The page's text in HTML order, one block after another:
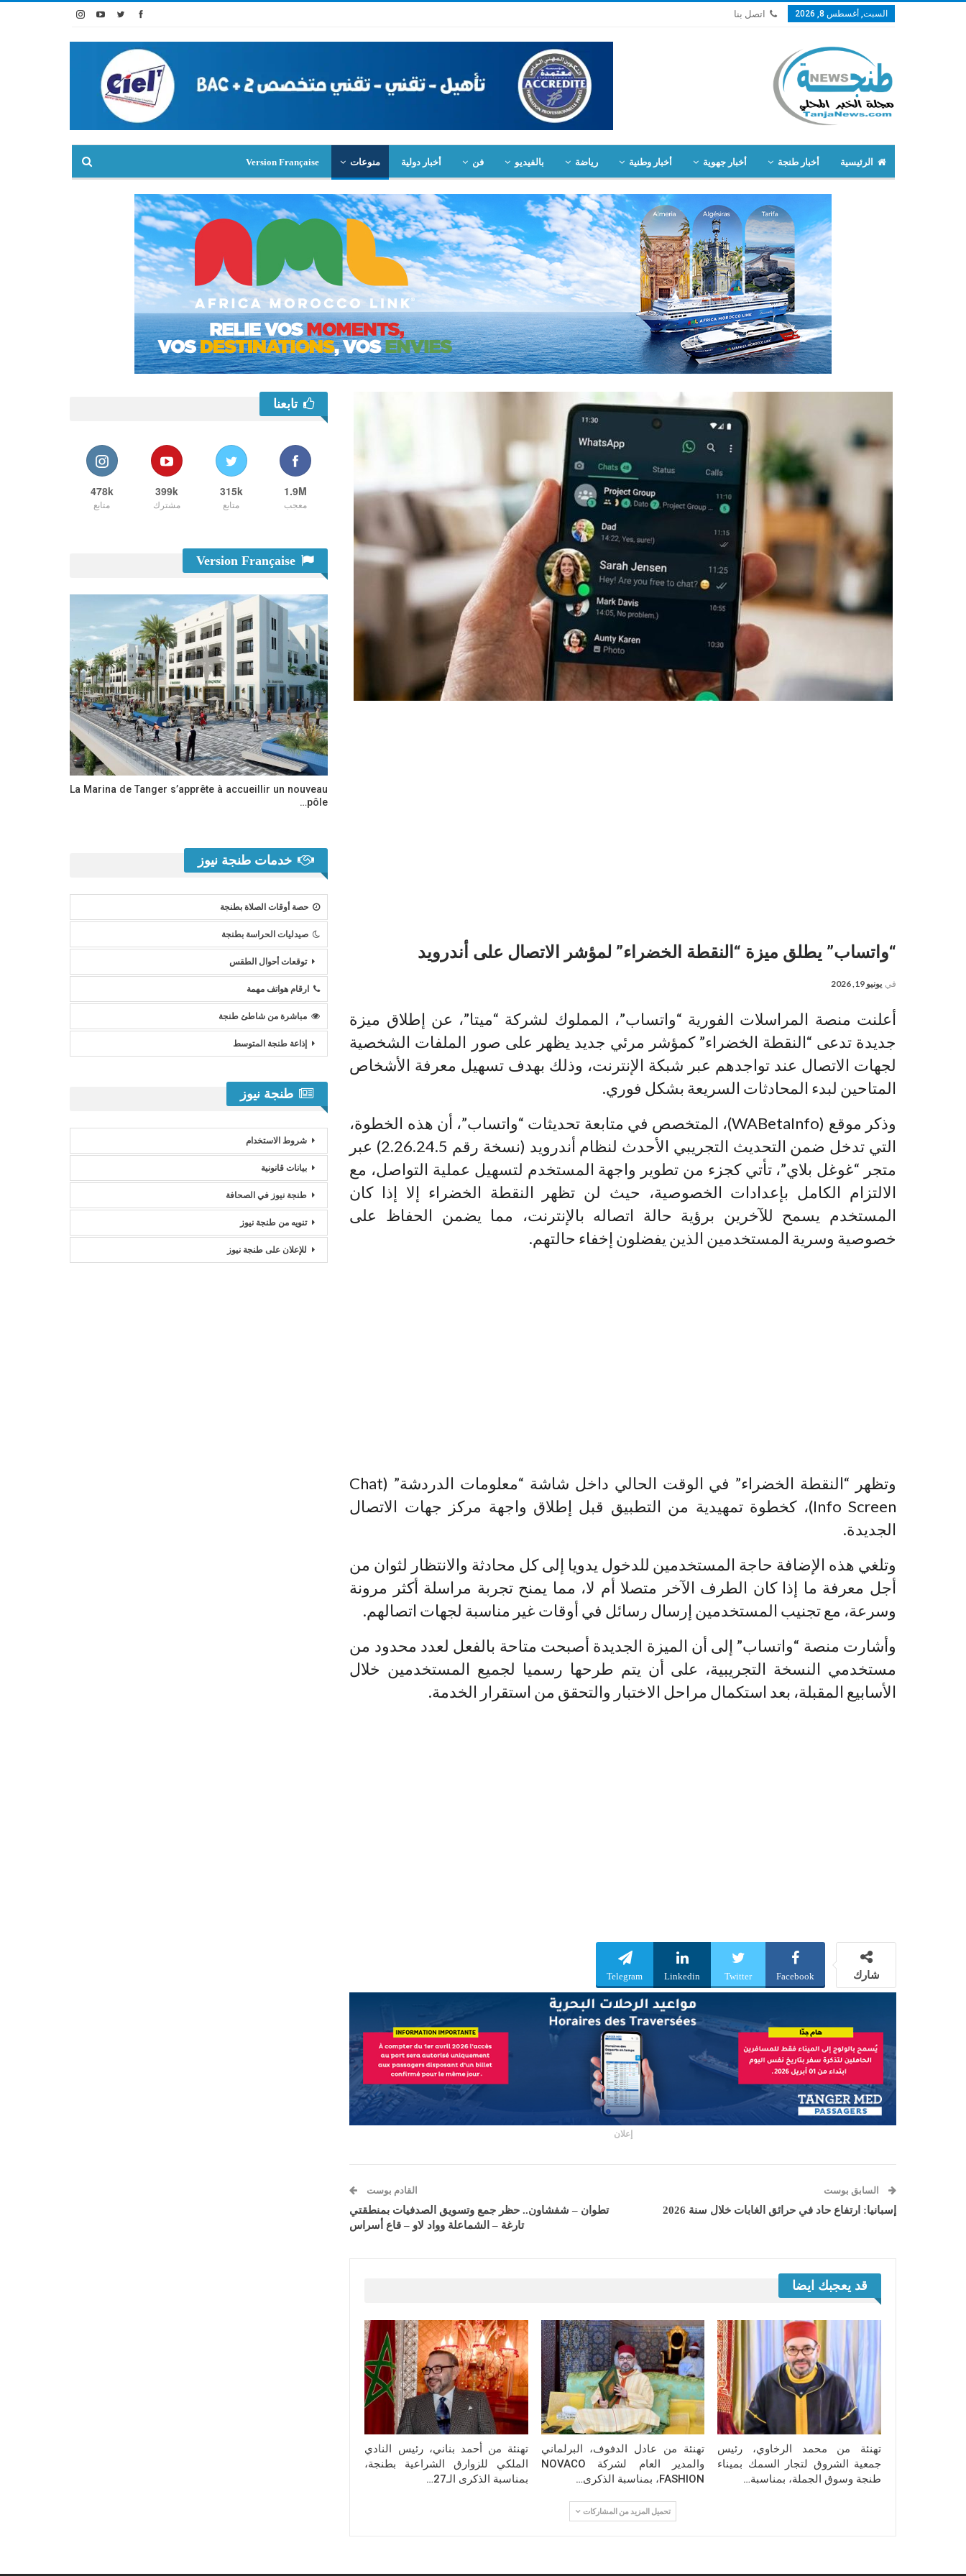
السبت, أغسطس 8, 2026 اتصل بنا
الرئيسية أخبار طنجة أخبار جهوية أخبار وطنية رياضة بالفيديو فن أخبار دولية منوعات Version Française
“واتساب” يطلق ميزة “النقطة الخضراء” لمؤشر الاتصال على أندرويد
في يونيو 19, 2026
أعلنت منصة المراسلات الفورية “واتساب”، المملوك لشركة “ميتا”، عن إطلاق ميزة
جديدة تدعى “النقطة الخضراء” كمؤشر مرئي جديد يظهر على صور الملفات الشخصية
لجهات الاتصال عند تواجدهم عبر شبكة الإنترنت، وذلك بهدف تسهيل معرفة الأشخاص
المتاحين لبدء المحادثات السريعة بشكل فوري.
وذكر موقع (WABetaInfo)، المتخصص في متابعة تحديثات “واتساب”، أن هذه الخطوة،
التي تدخل ضمن التحديث التجريبي الأحدث لنظام أندرويد (نسخة رقم 2.26.24.5) عبر
متجر “غوغل بلاي”، تأتي كجزء من تطوير واجهة المستخدم لتسهيل عملية التواصل، مع
الالتزام الكامل بإعدادات الخصوصية، حيث لن تظهر النقطة الخضراء إلا إذا كان
المستخدم يسمح للآخرين برؤية حالة اتصاله بالإنترنت، مما يضمن الحفاظ على
خصوصية وسرية المستخدمين الذين يفضلون إخفاء حالتهم.
وتظهر “النقطة الخضراء” في الوقت الحالي داخل شاشة “معلومات الدردشة” (Chat
Info Screen)، كخطوة تمهيدية من التطبيق قبل إطلاق واجهة مركز جهات الاتصال
الجديدة.
وتلغي هذه الإضافة حاجة المستخدمين للدخول يدويا إلى كل محادثة والانتظار لثوان من
أجل معرفة ما إذا كان الطرف الآخر متصلا أم لا، مما يمنح تجربة مراسلة أكثر مرونة
وسرعة، مع تجنيب المستخدمين إرسال رسائل في أوقات غير مناسبة لجهات اتصالهم.
وأشارت منصة “واتساب” إلى أن الميزة الجديدة أصبحت متاحة بالفعل لعدد محدود من
مستخدمي النسخة التجريبية، على أن يتم طرحها رسميا لجميع المستخدمين خلال
الأسابيع المقبلة، بعد استكمال مراحل الاختبار والتحقق من استقرار الخدمة.
شارك Facebook
Twitter
Linkedin
Telegram
إعلان
السابق بوست
إسبانيا: ارتفاع حاد في حرائق الغابات خلال سنة 2026
القادم بوست
تطوان – شفشاون.. حظر جمع وتسويق الصدفيات بمنطقتي
تارغة – الشماعلة وواد لاو – قاع أسراس
قد يعجبك ايضا
تهنئة من محمد الرخاوي، رئيس
جمعية الشروق لتجار السمك بميناء
طنجة وسوق الجملة، بمناسبة…
تهنئة من عادل الدفوف، البرلماني
والمدير العام لشركة NOVACO
FASHION، بمناسبة الذكرى…
تهنئة من أحمد بناني، رئيس النادي
الملكي للزوارق الشراعية بطنجة،
بمناسبة الذكرى الـ27…
تحميل المزيد من المشاركات
تابعنا
1.9M
معجب
315k
متابع
399k
مشترك
478k
متابع
La Marina de Tanger s’apprête à accueillir un nouveau
pôle…
خدمات طنجة نيوز
حصة أوقات الصلاة بطنجة
صيدليات الحراسة بطنجة
توقعات أحوال الطقس
ارقام هواتف مهمة
مباشرة من شاطئ طنجة
إذاعة طنجة المتوسط
طنجة نيوز
شروط الاستخدام
بيانات قانونية
طنجة نيوز في الصحافة
تنويه من طنجة نيوز
للإعلان على طنجة نيوز